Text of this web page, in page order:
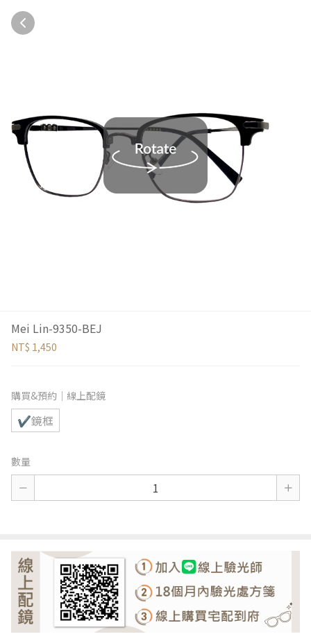
Mei Lin-9350-BEJ
NT$ 1,450
購買&預約｜線上配鏡
✔鏡框
數量